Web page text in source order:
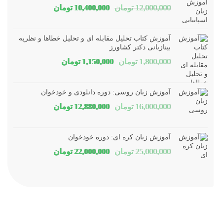
12,000,000 تومان قیمت
بود.
10,400,000 تومانقیمت
است.
آموزش کتاب تحلیل مقابله ای و تحلیل خطاها و نظریه
بینازبانی دکتر کشاورز
1,800,000 تومان قیمت
بود.
1,150,000 تومانقیمت
است.
آموزش زبان روسی: دوره دانلودی و خودخوان
16,000,000 تومان قیمت
بود.
12,880,000 تومانقیمت
آموزش زبان کره ای: دوره خودخوان
25,000,000 تومان قیمت
22,000,000 تومانقیمت